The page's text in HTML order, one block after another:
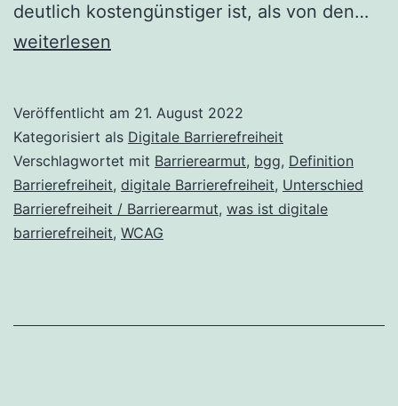
deutlich kostengünstiger ist, als von den…
weiterlesen
Veröffentlicht am 21. August 2022
Kategorisiert als Digitale Barrierefreiheit
Verschlagwortet mit Barrierearmut, bgg, Definition
Barrierefreiheit, digitale Barrierefreiheit, Unterschied
Barrierefreiheit / Barrierearmut, was ist digitale
barrierefreiheit, WCAG